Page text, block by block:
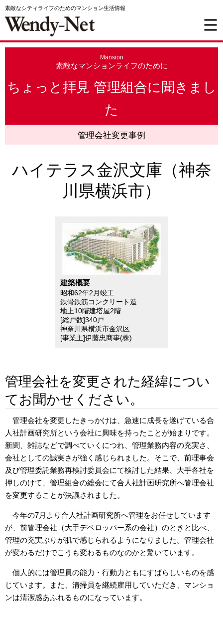
素敵なシティライフのためのマンション生活情報
Mansion
素敵なマンションライフのために
ちょっと拝見 管理組合に聞きまし
た
管理会社変更事例
ハイテラス金沢文庫（神奈
川県横浜市）
建築概要
昭和62年2月竣工
鉄骨鉄筋コンクリート造
地上10階建塔屋2階
[総戸数]340戸
神奈川県横浜市金沢区
[事業主]伊藤忠商事(株)
管理会社を変更された経緯につい
てお聞かせください。
管理会社を変更したきっかけは、急速に成長を遂げている合
人社計画研究所という会社に興味を持ったことが始まりです。
新聞、雑誌などで調べていくにつれ、管理業務内容の充実さ、
会社としての誠実さが強く感じられました。そこで、前理事会
及び管理委託業務再検討委員会にて検討した結果、大手各社を
押しのけて、管理組合の総会にて合人社計画研究所へ管理会社
を変更することが決議されました。
今年の7月より合人社計画研究所へ管理をお任せしています
が、前管理会社（大手デベロッパー系の会社）のときと比べ、
管理の充実ぶりが肌で感じられるようになりました。管理会社
が変わるだけでこうも変わるものなのかと驚いています。
個人的には管理員の能力・行動力ともにすばらしいものを感
じています。また、清掃員を継続雇用していただき、マンショ
ンは清潔感あふれるものになっています。